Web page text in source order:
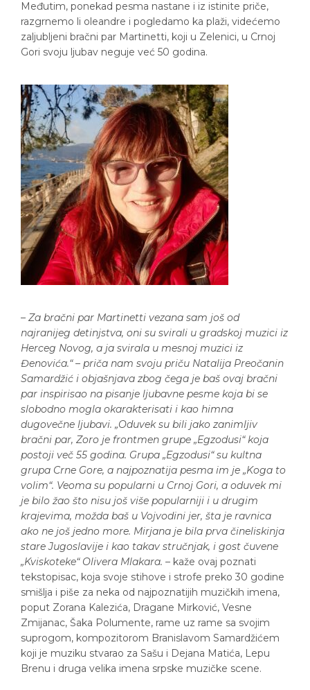
Međutim, ponekad pesma nastane i iz istinite priče,
razgrnemo li oleandre i pogledamo ka plaži, videćemo
zaljubljeni bračni par Martinetti, koji u Zelenici, u Crnoj
Gori svoju ljubav neguje već 50 godina.
– Za bračni par Martinetti vezana sam još od
najranijeg detinjstva, oni su svirali u gradskoj muzici iz
Herceg Novog, a ja svirala u mesnoj muzici iz
Đenovića.“ – priča nam svoju priču Natalija Preočanin
Samardžić i objašnjava zbog čega je baš ovaj bračni
par inspirisao na pisanje ljubavne pesme koja bi se
slobodno mogla okarakterisati i kao himna
dugovečne ljubavi. „Oduvek su bili jako zanimljiv
bračni par, Zoro je frontmen grupe „Egzodusi“ koja
postoji več 55 godina. Grupa „Egzodusi“ su kultna
grupa Crne Gore, a najpoznatija pesma im je „Koga to
volim“. Veoma su popularni u Crnoj Gori, a oduvek mi
je bilo žao što nisu još više popularniji i u drugim
krajevima, možda baš u Vojvodini jer, šta je ravnica
ako ne još jedno more. Mirjana je bila prva čineliskinja
stare Jugoslavije i kao takav stručnjak, i gost čuvene
„Kviskoteke“ Olivera Mlakara. – kaže ovaj poznati
tekstopisac, koja svoje stihove i strofe preko 30 godine
smišlja i piše za neka od najpoznatijih muzičkih imena,
poput Zorana Kalezića, Dragane Mirković, Vesne
Zmijanac, Šaka Polumente, rame uz rame sa svojim
suprogom, kompozitorom Branislavom Samardžićem
koji je muziku stvarao za Sašu i Dejana Matića, Lepu
Brenu i druga velika imena srpske muzičke scene.